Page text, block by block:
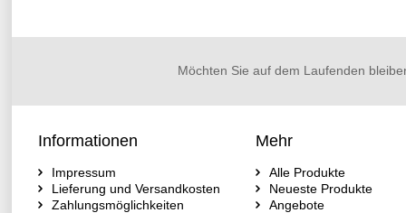
Möchten Sie auf dem Laufenden
Informationen
Impressum
Lieferung und Versandkosten
Zahlungsmöglichkeiten
Mehr
Alle Produkte
Neueste Produkte
Angebote